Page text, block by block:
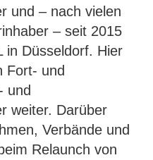
und – nach vielen
– seit 2015
in Düsseldorf. Hier
Fort- und
und
weiter. Darüber
Verbände und
Relaunch von